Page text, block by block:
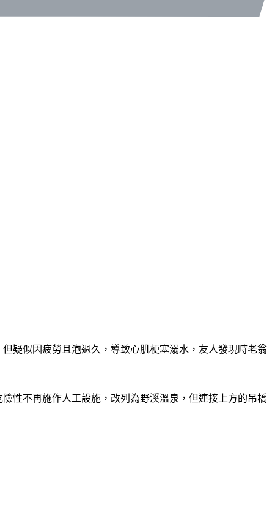
疑似因疲勞且泡過久，導致心肌梗塞溺水，友人發現時老翁
性不再施作人工設施，改列為野溪溫泉，但連接上方的吊橋